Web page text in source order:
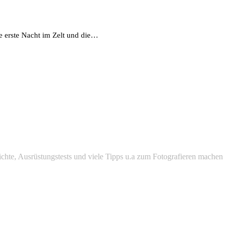
erste Nacht im Zelt und die…
Ausrüstungstests und viele Tipps u.a zum Fotografieren machen